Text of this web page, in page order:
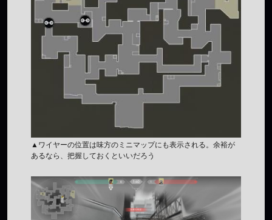
▲ワイヤーの位置は味方のミニマップにも表示される。余裕が
あるなら、把握しておくといいだろう